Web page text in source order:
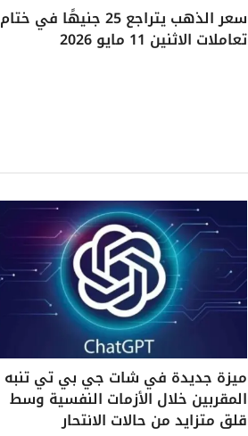
سعر الذهب يتراجع 25 جنيهًا في ختام
تعاملات الاثنين 11 مايو 2026
ميزة جديدة في شات جي بي تي تنبه
المقربين خلال الأزمات النفسية وسط
قلق متزايد من حالات الانتحار